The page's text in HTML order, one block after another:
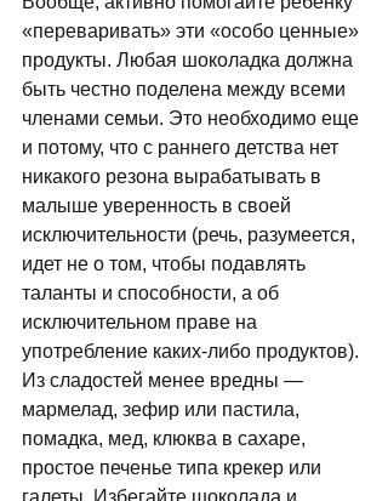
«переваривать» эти «особо ценные»
продукты. Любая шоколадка должна
быть честно поделена между всеми
членами семьи. Это необходимо еще
и потому, что с раннего детства нет
никакого резона вырабатывать в
малыше уверенность в своей
исключительности (речь, разумеется,
идет не о том, чтобы подавлять
таланты и способности, а об
исключительном праве на
употребление каких-либо продуктов).
Из сладостей менее вредны —
мармелад, зефир или пастила,
помадка, мед, клюква в сахаре,
простое печенье типа крекер или
галеты. Избегайте шоколада и